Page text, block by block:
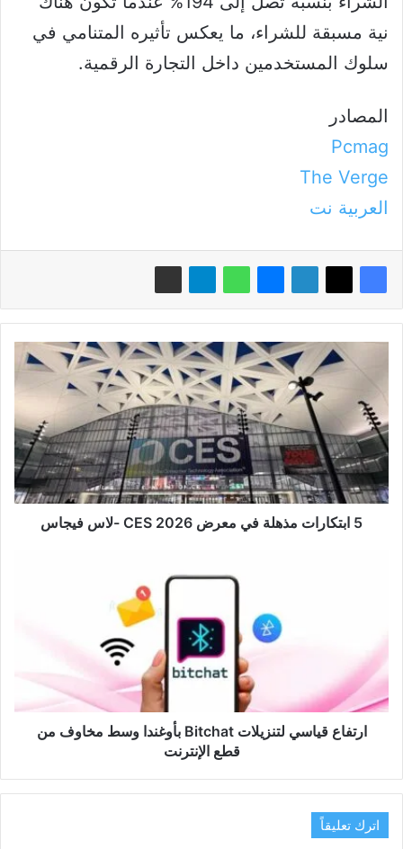
نية مسبقة للشراء، ما يعكس تأثيره المتنامي في
سلوك المستخدمين داخل التجارة الرقمية.
المصادر
Pcmag
The Verge
العربية نت
ابتكارات
في
معرض
CES
2026
-لاس
فيجاس
5 ابتكارات مذهلة في معرض CES 2026 -لاس فيجاس
وسط
مخاوف
قطع
الإنترنت
ارتفاع قياسي لتنزيلات Bitchat بأوغندا وسط مخاوف من
قطع الإنترنت
اترك تعليقاً